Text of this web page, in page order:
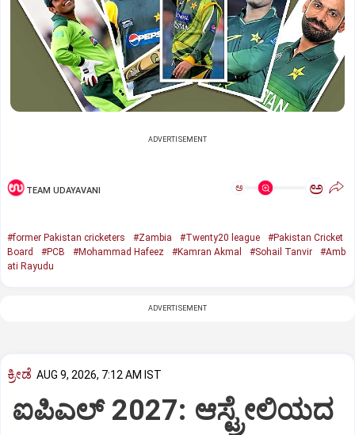
ADVERTISEMENT
TEAM UDAYAVANI ಅ ಅ
#former Pakistan cricketers #Zambia #Twenty20 league
#Pakistan Cricket
Board
#PCB #Mohammad Hafeez #Kamran Akmal #Sohail Tanvir
#Amb
ati Rayudu
ADVERTISEMENT
ಕ್ರೀಡೆ AUG 9, 2026, 7:12 AM IST
ಐಪಿಎಲ್‌ 2027: ಆಸ್ಟ್ರೇಲಿಯದ